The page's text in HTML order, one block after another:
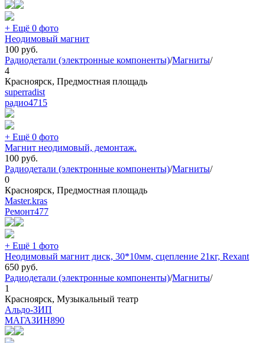
+ Ещё 0 фото
Неодимовый магнит
100 руб.
Радиодетали (электронные компоненты)/Магниты/
4
Красноярск, Предмостная площадь
superradist
радио4715
+ Ещё 0 фото
Магнит неодимовый, демонтаж.
100 руб.
Радиодетали (электронные компоненты)/Магниты/
0
Красноярск, Предмостная площадь
Master.kras
Ремонт477
+ Ещё 1 фото
Неодимовый магнит диск, 30*10мм, сцепление 21кг, Rexant
650 руб.
Радиодетали (электронные компоненты)/Магниты/
1
Красноярск, Музыкальный театр
Альдо-ЗИП
МАГАЗИН890